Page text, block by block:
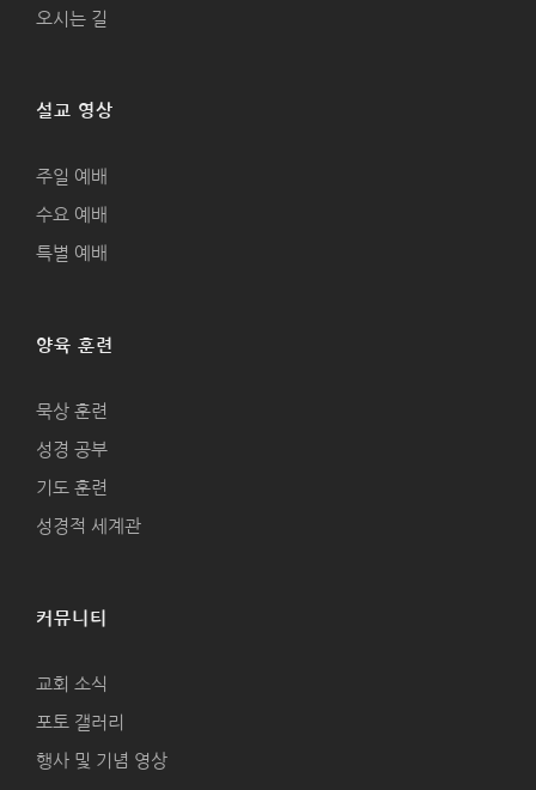
오시는 길
설교 영상
주일 예배
수요 예배
특별 예배
양육 훈련
묵상 훈련
성경 공부
기도 훈련
성경적 세계관
커뮤니티
교회 소식
포토 갤러리
행사 및 기념 영상